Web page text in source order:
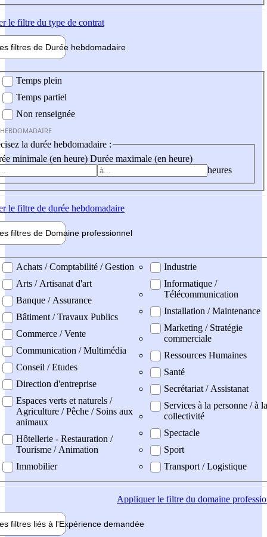
le filtre du type de contrat
filtres de Durée hebdomadaire
Temps plein
Temps partiel
Non renseignée
la durée hebdomadaire :
minimale (en heure) Durée maximale (en heure)
heures
le filtre de durée hebdomadaire
filtres de Domaine professionnel
professionel
Achats / Comptabilité / Gestion
Arts / Artisanat d'art
Banque / Assurance
Bâtiment / Travaux Publics
Commerce / Vente
Communication / Multimédia
Conseil / Etudes
Direction d'entreprise
Espaces verts et naturels /
Agriculture / Pêche / Soins aux
animaux
Hôtellerie - Restauration /
Tourisme / Animation
Immobilier
Industrie
Informatique /
Télécommunication
Installation / Maintenance
Marketing / Stratégie
commerciale
Ressources Humaines
Santé
Secrétariat / Assistanat
Services à la personne / à la
collectivité
Spectacle
Sport
Transport / Logistique
Appliquerle filtre du domaine
filtres liés à l'Expérience demandée